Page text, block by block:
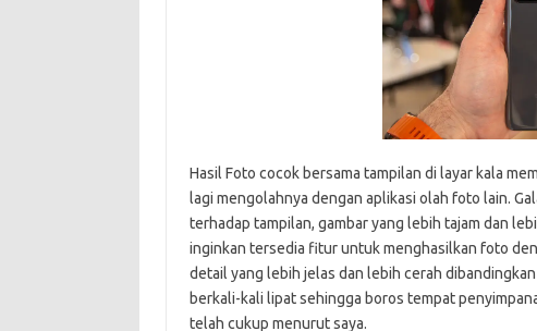
Hasil Foto cocok bersama tampilan di layar kala
lagi mengolahnya dengan aplikasi olah foto lain.
terhadap tampilan, gambar yang lebih tajam dan
inginkan tersedia fitur untuk menghasilkan foto
detail yang lebih jelas dan lebih cerah
berkali-kali lipat sehingga boros tempat
telah cukup menurut saya.